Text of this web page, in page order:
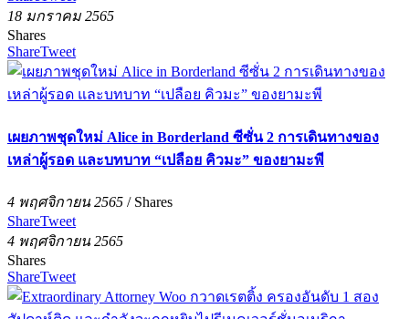
18 มกราคม 2565
Shares
ShareTweet
เผยภาพชุดใหม่ Alice in Borderland ซีซั่น 2 การเดินทางของ
เหล่าผู้รอด และบทบาท “เปลือย คิวมะ” ของยามะพี
4 พฤศจิกายน 2565 / Shares
ShareTweet
4 พฤศจิกายน 2565
Shares
ShareTweet